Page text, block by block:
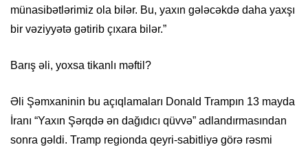
münasibətlərimiz ola bilər. Bu, yaxın gələcəkdə daha yaxşı
bir vəziyyətə gətirib çıxara bilər.”
Barış əli, yoxsa tikanlı məftil?
Əli Şəmxaninin bu açıqlamaları Donald Trampın 13 mayda
İranı “Yaxın Şərqdə ən dağıdıcı qüvvə” adlandırmasından
sonra gəldi. Tramp regionda qeyri-sabitliyə görə rəsmi